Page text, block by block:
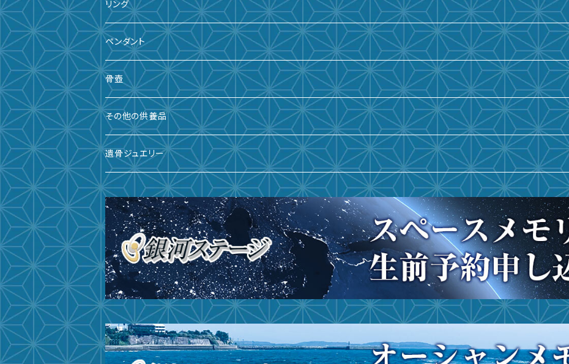
リング
ペンダント
骨壺
備前焼
九谷焼
有田焼
瀬戸焼
ガラス
その他
サイズ
その他の供養品
遺骨ジュエリー
遺骨ダイヤ
台座・リング
台座・ネックレス
台座・ピアス